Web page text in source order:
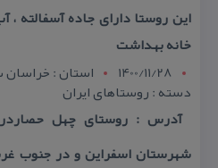
این روستا دارای جاده آسفالته ،
خانه بهداشت
1400/11/28
استان : خراسان
دسته : روستاهای ایران
شهرستان اسفراین و در جنوب